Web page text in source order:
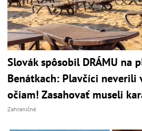
Slovák spôsobil DRÁMU na
Benátkach: Plavčíci neverili
očiam! Zasahovať museli
Zahraničné